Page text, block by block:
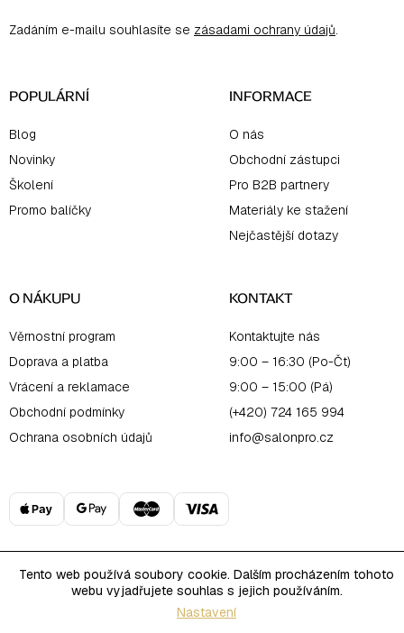
Tento web používá soubory cookie. Dalším procházením tohoto
webu vyjadřujete souhlas s jejich používáním.
Nastavení
aZadáním e-mailu souhlasíte se zásadami ochrany údajů.
POPULÁRNÍ
Blog
Novinky
Školení
Promo balíčky
INFORMACE
O nás
Obchodní zástupci
Pro B2B partnery
Materiály ke stažení
Nejčastější dotazy
O NÁKUPU
Věrnostní program
Doprava a platba
Vrácení a reklamace
Obchodní podmínky
Ochrana osobních údajů
KONTAKT
Kontaktujte nás
9:00 – 16:30 (Po-Čt)
9:00 – 15:00 (Pá)
(+420) 724 165 994
info@salonpro.cz
Vytvořil Shoptet
Copyright 2026PRO Salon Online. Všechna práva vyhrazena.
Upravit nastavení cookies